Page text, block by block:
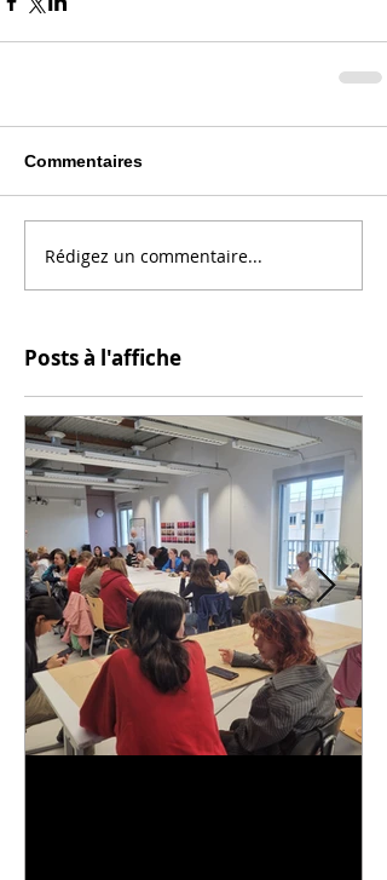
Commentaires
Rédigez un commentaire...
Posts à l'affiche